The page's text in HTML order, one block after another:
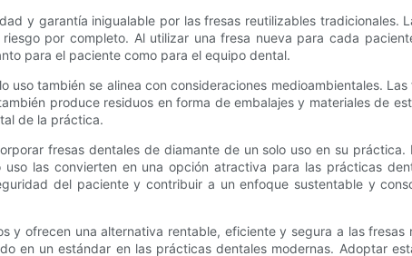
y garantía inigualable por las fresas reutilizables tradicionales.
por completo. Al utilizar una fresa nueva para cada
para el paciente como para el equipo dental.
también se alinea con consideraciones medioambientales.
produce residuos en forma de embalajes y materiales de
de la práctica.
fresas dentales de diamante de un solo uso en su práctica.
las convierten en una opción atractiva para las prácticas
del paciente y contribuir a un enfoque sustentable y
y ofrecen una alternativa rentable, eficiente y segura a las fresas
en un estándar en las prácticas dentales modernas. Adoptar